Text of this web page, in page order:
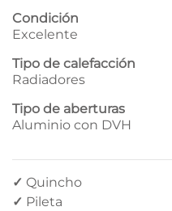
Condición
Excelente
Tipo de calefacción
Radiadores
Tipo de aberturas
Aluminio con DVH
✓ Quincho
✓ Pileta